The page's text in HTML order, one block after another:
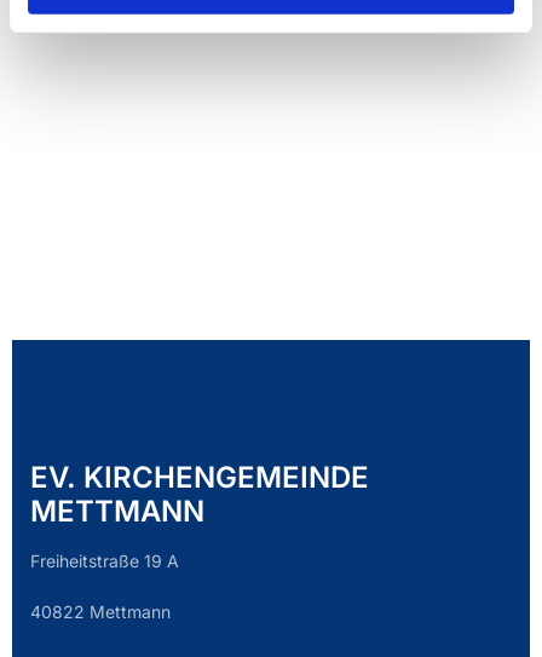
EV. KIRCHENGEMEINDE
METTMANN
Freiheitstraße 19 A
40822 Mettmann